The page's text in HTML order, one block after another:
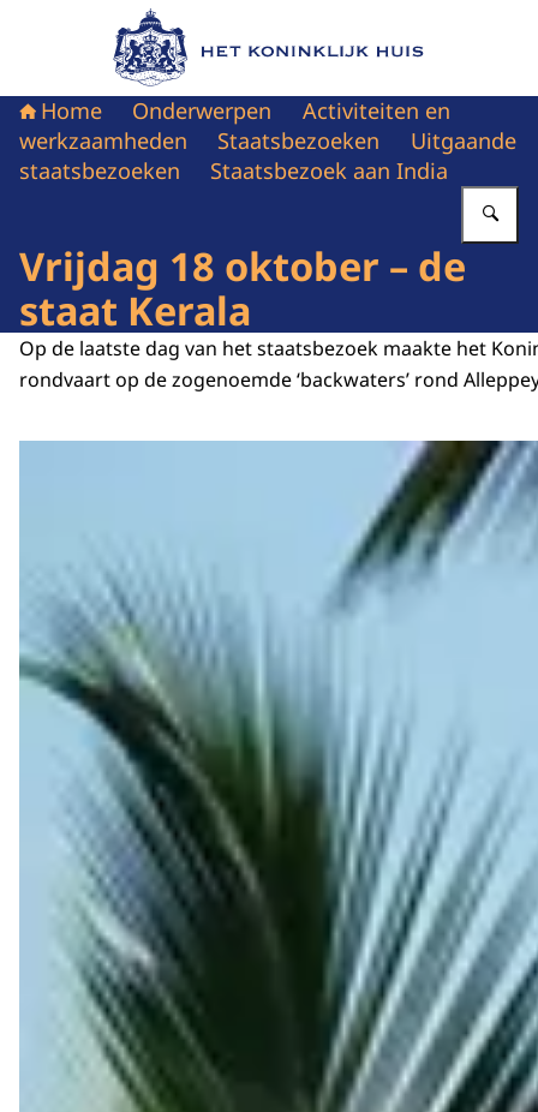
Naar de homepage van Het Koninklijk Huis
Home Onderwerpen
Activiteiten en
werkzaamheden
Staatsbezoeken
Uitgaande
staatsbezoeken
Staatsbezoek aan India
Vrijdag 18 oktober – de
staat Kerala
Op de laatste dag van het staatsbezoek maakte het
rondvaart op de zogenoemde ‘backwaters’ rond